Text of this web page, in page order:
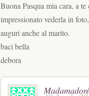
Buona Pasqua mia cara, a
impressionato vederla in
auguri anche al marito.
baci bella
debora